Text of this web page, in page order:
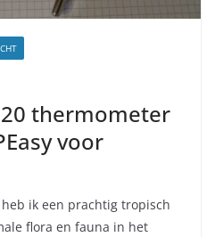
thermometer
voor
ik een prachtig tropisch
flora en fauna in het